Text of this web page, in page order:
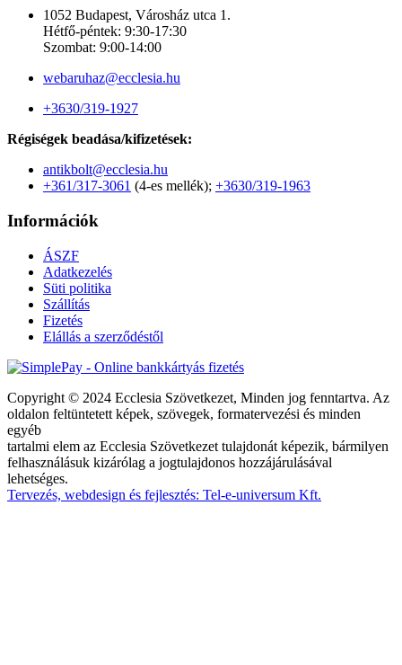
1052 Budapest, Városház utca 1.
Hétfő-péntek: 9:30-17:30
Szombat: 9:00-14:00
webaruhaz@ecclesia.hu
+3630/319-1927
Régiségek beadása/kifizetések:
antikbolt@ecclesia.hu
+361/317-3061 (4-es mellék); +3630/319-1963
Információk
ÁSZF
Adatkezelés
Süti politika
Szállítás
Fizetés
Elállás a szerződéstől
Copyright © 2024 Ecclesia Szövetkezet, Minden jog fenntartva. Az
oldalon feltüntetett képek, szövegek, formatervezési és minden
egyéb
tartalmi elem az Ecclesia Szövetkezet tulajdonát képezik, bármilyen
felhasználásuk kizárólag a jogtulajdonos hozzájárulásával
lehetséges.
Tervezés, webdesign és fejlesztés: Tel-e-universum Kft.